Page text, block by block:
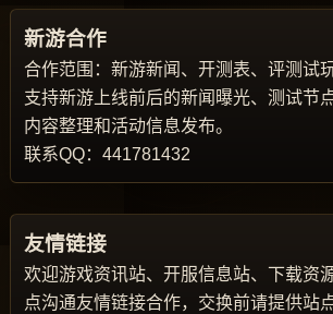
新游合作
合作范围：新游新闻、开测表、评测试
支持新游上线前后的新闻曝光、测试节
内容整理和活动信息发布。
联系QQ：441781432
友情链接
欢迎游戏资讯站、开服信息站、下载资
点沟通友情链接合作，交换前请提供站